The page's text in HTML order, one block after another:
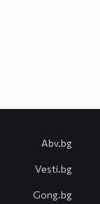
Abv.bg
Vesti.bg
Gong.bg